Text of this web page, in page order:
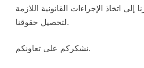
اتخاذ الإجراءات القانونية اللازمة
لتحصيل حقوقنا.
نشكركم على تعاونكم.